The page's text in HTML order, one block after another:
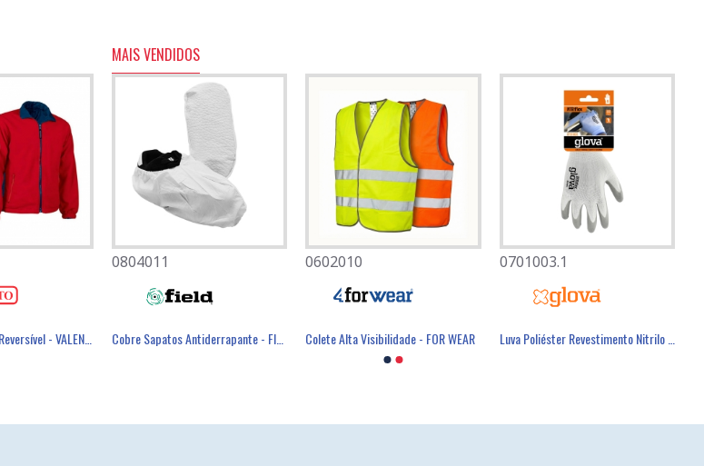
Blusão Agasalho Reversível - VALENTO
MAIS VENDIDOS
Máscara Descartável FFP3 Com Válvula - FIELD
0804011
Cobre Sapatos Antiderrapante - FIELD
0602010
Colete Alta Visibilidade - FOR WEAR
0701003.1
Luva Poliéster Revestimento Nitrilo Cinzento - GLOVA